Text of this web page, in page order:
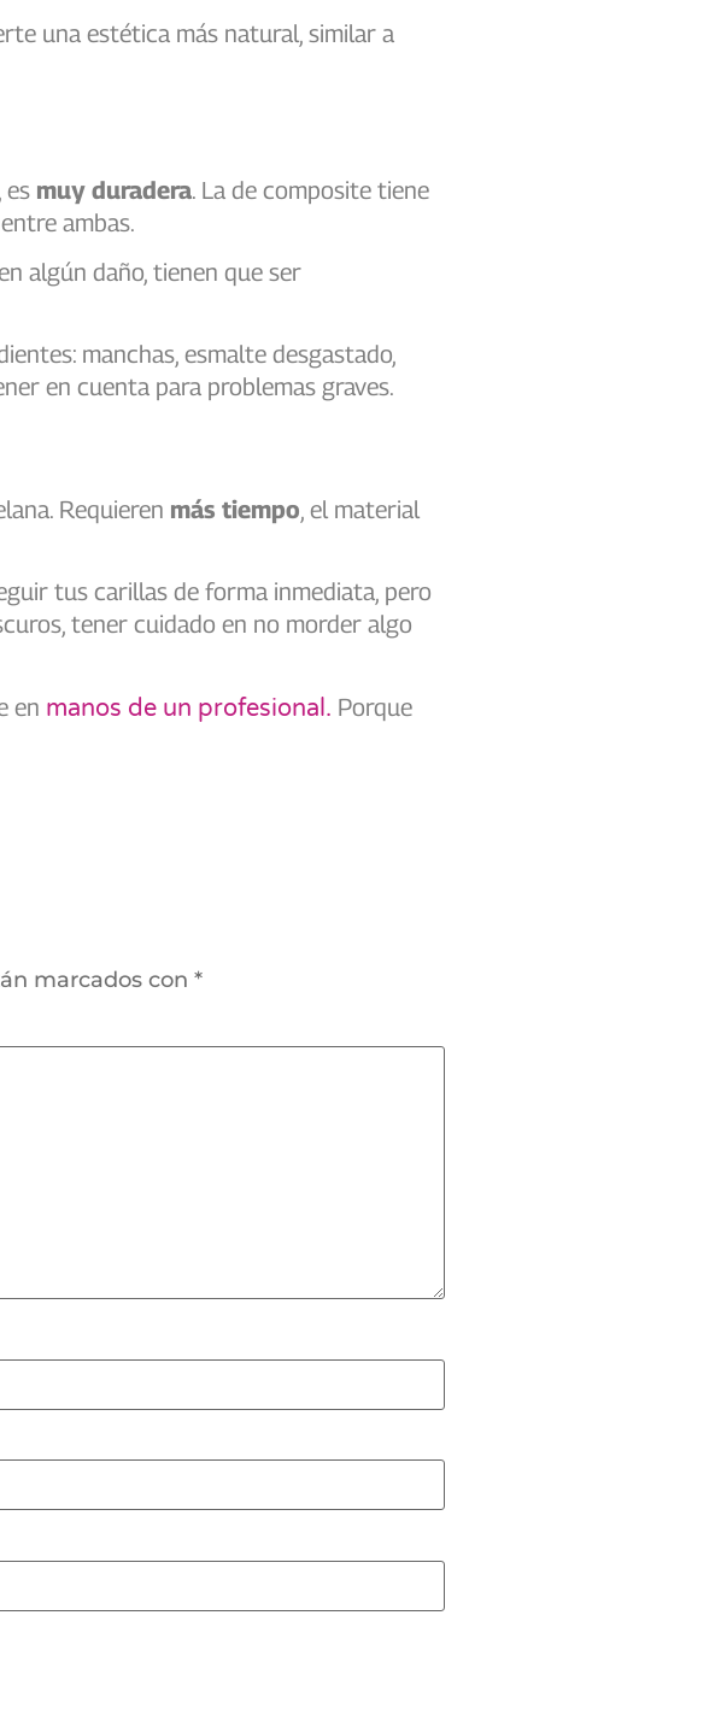
una estética más natural, similar a
es muy duradera. La de composite tiene
ambas.
algún daño, tienen que ser
manchas, esmalte desgastado,
en cuenta para problemas graves.
Requieren más tiempo, el material
tus carillas de forma inmediata, pero
tener cuidado en no morder algo
en manos de un profesional. Porque
marcados con *